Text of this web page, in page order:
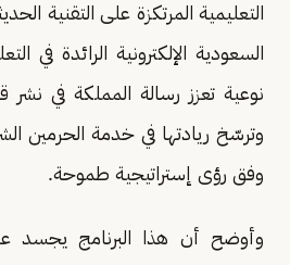
التعليمية المرتكزة على التقنية
السعودية الإلكترونية الرائدة في
نوعية تعزز رسالة المملكة في نشر
وترسّخ ريادتها في خدمة الحرمين
وفق رؤى إستراتيجية طموحة.
وأوضح أن هذا البرنامج يجسد